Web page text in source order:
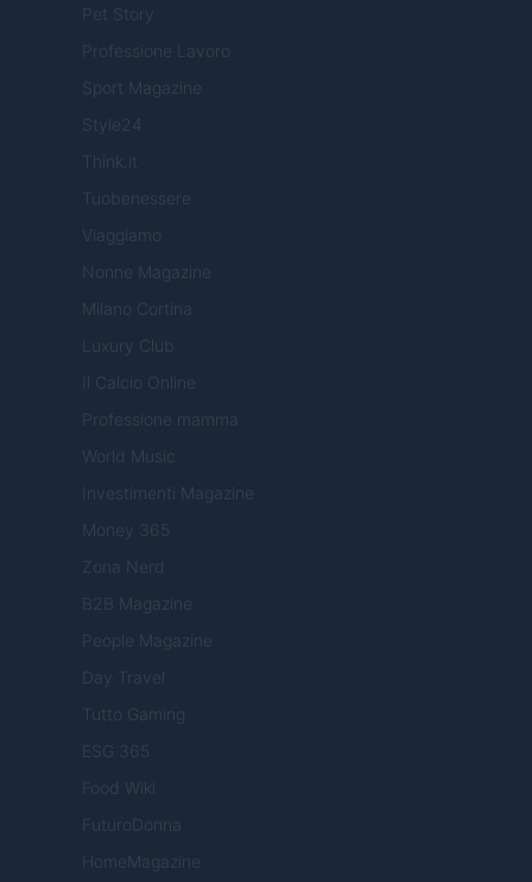
Pet Story
Professione Lavoro
Sport Magazine
Style24
Think.it
Tuobenessere
Viaggiamo
Nonne Magazine
Milano Cortina
Luxury Club
Il Calcio Online
Professione mamma
World Music
Investimenti Magazine
Money 365
Zona Nerd
B2B Magazine
People Magazine
Day Travel
Tutto Gaming
ESG 365
Food Wiki
FuturoDonna
HomeMagazine